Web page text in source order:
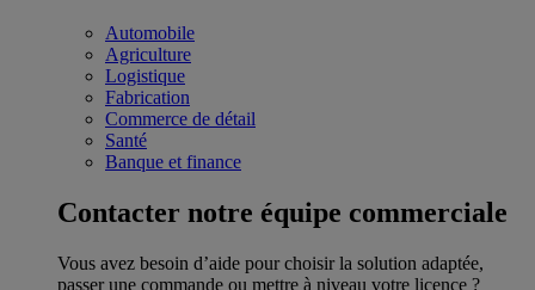
Automobile
Agriculture
Logistique
Fabrication
Commerce de détail
Santé
Banque et finance
Contacter notre équipe commerciale
Vous avez besoin d’aide pour choisir la solution adaptée,
passer une commande ou mettre à niveau votre licence ?